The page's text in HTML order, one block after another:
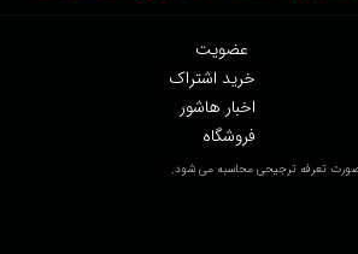
عضویت
خرید اشتراک
اخبار هاشور
فروشگاه
تعرفه ترجیحی محاسبه می شود.